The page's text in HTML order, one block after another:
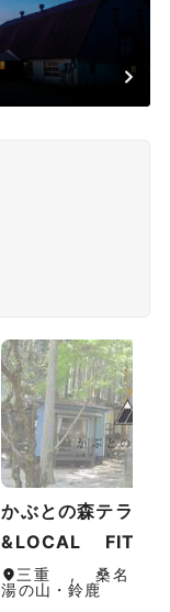
かぶとの森テラ
&LOCAL
三重 , 桑名・長
湯の山・鈴鹿